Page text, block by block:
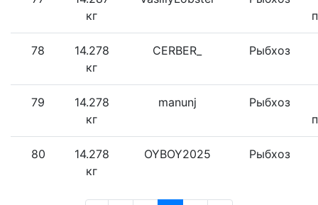
кг
78
14.278
кг
CERBER_ Рыбхоз
79
14.278
кг
manunj
Рыбхоз
80
14.278
кг
OYBOY2025 Рыбхоз